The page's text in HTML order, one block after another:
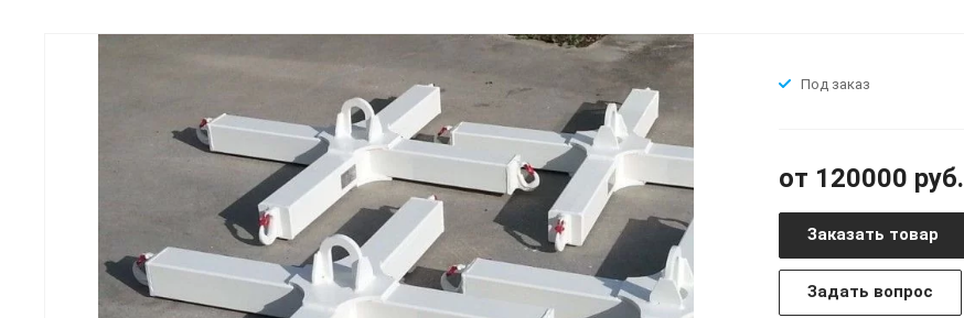
Под заказ
от 120000 руб.
Заказать товар
Задать вопрос